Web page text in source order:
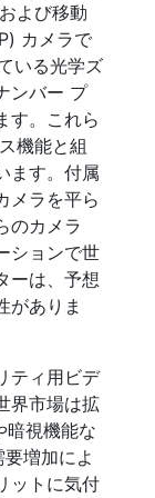
よび移動
カメラで
いる光学ズ
ンバー プ
す。これら
機能と組
ます。付属
メラを平ら
のカメラ
ションで世
ーは、予想
がありま
ティ用ビデ
界市場は拡
暗視機能な
増加によ
ットに気付